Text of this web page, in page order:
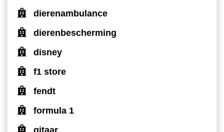
dierenambulance
dierenbescherming
disney
f1 store
fendt
formula 1
gitaar